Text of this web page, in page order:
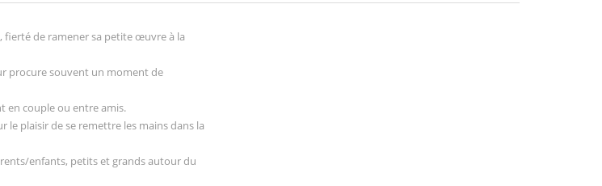
fierté de ramener sa petite œuvre à la
procure souvent un moment de
en couple ou entre amis.
le plaisir de se remettre les mains dans la
enfants, petits et grands autour du